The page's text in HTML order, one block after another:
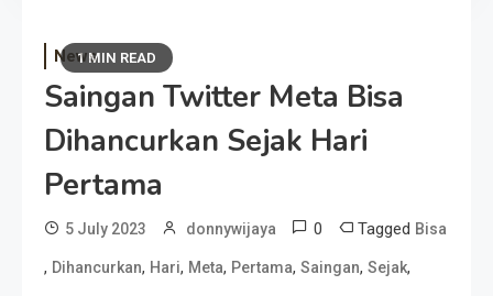
1 MIN READ
News
Saingan Twitter Meta Bisa
Dihancurkan Sejak Hari
Pertama
5 July 2023 donnywijaya 0 Tagged Bisa
, Dihancurkan, Hari, Meta, Pertama, Saingan, Sejak,